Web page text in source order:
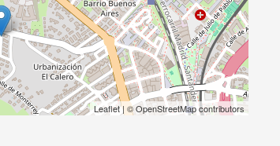
Leaflet| ©OpenStreetMapcontributors